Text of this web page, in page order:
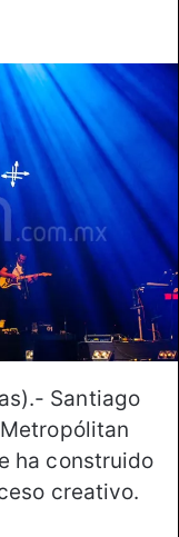
Santiago
ha construido
creativo.